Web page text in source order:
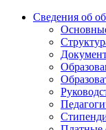
Сведения об